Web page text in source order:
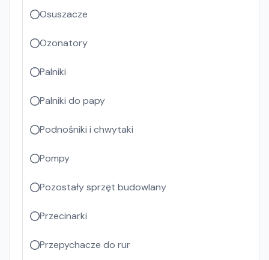
Osuszacze
Ozonatory
Palniki
Palniki do papy
Podnośniki i chwytaki
Pompy
Pozostały sprzęt budowlany
Przecinarki
Przepychacze do rur